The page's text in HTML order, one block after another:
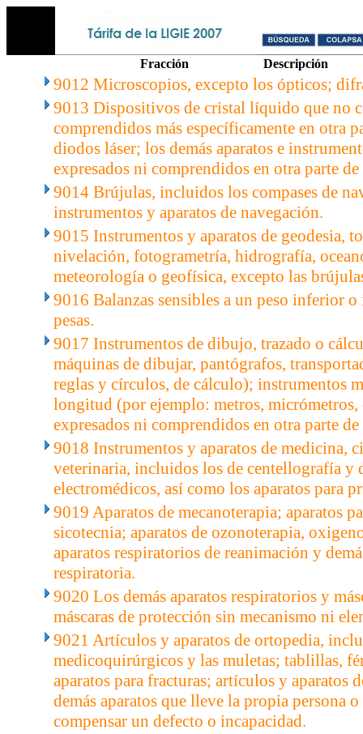
Fracción Descripción
9012 Microscopios, excepto los ópticos;
9013 Dispositivos de cristal líquido que no
comprendidos más específicamente en otra
diodos láser; los demás aparatos e
expresados ni comprendidos en otra parte
9014 Brújulas, incluidos los compases de
instrumentos y aparatos de navegación.
9015 Instrumentos y aparatos de geodesia,
nivelación, fotogrametría, hidrografía,
meteorología o geofísica, excepto las
9016 Balanzas sensibles a un peso inferior
pesas.
9017 Instrumentos de dibujo, trazado o
máquinas de dibujar, pantógrafos,
reglas y círculos, de cálculo); instrumentos
longitud (por ejemplo: metros, micrómetros,
expresados ni comprendidos en otra parte
9018 Instrumentos y aparatos de medicina,
veterinaria, incluidos los de centellografía y
electromédicos, así como los aparatos para
9019 Aparatos de mecanoterapia; aparatos
sicotecnia; aparatos de ozonoterapia,
aparatos respiratorios de reanimación y
respiratoria.
9020 Los demás aparatos respiratorios y
máscaras de protección sin mecanismo ni
9021 Artículos y aparatos de ortopedia,
medicoquirúrgicos y las muletas; tablillas,
aparatos para fracturas; artículos y aparatos
demás aparatos que lleve la propia persona
compensar un defecto o incapacidad.